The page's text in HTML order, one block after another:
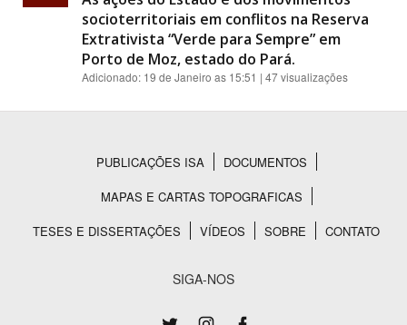
socioterritoriais em conflitos na Reserva
Extrativista “Verde para Sempre” em
Porto de Moz, estado do Pará.
Adicionado: 19 de Janeiro as 15:51 | 47 visualizações
Rodapé
PUBLICAÇÕES ISA
DOCUMENTOS
MAPAS E CARTAS TOPOGRAFICAS
TESES E DISSERTAÇÕES
VÍDEOS SOBRE CONTATO
SIGA-NOS